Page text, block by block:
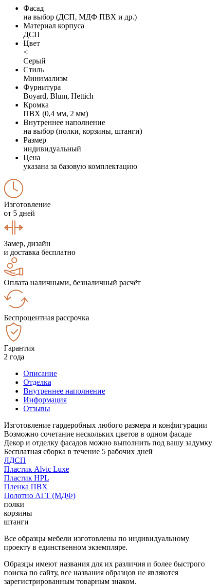
Фасад
на выбор (ДСП, МДФ ПВХ и др.)
Материал корпуса
ДСП
Цвет
<
Серый
Стиль
Минимализм
Фурнитура
Boyard, Blum, Hettich
Кромка
ПВХ (0,4 мм, 2 мм)
Внутреннее наполнение
на выбор (полки, корзины, штанги)
Размер
индивидуальный
Цена
указана за базовую комплектацию
Изготовление
от 5 дней
Замер, дизайн
и доставка бесплатно
Оплата наличными, безналичный расчёт
Беспроцентная рассрочка
Гарантия
2 года
Описание
Отделка
Внутреннее наполнение
Информация
Отзывы
Изготовление гардеробных любого размера и конфигурации
Возможно сочетание нескольких цветов в одном фасаде
Декор и отделку фасадов можно выполнить под вашу задумку
Бесплатная сборка в течение 5 рабочих дней
ЛДСП
Пластик Alvic Luxe
Пластик HPL
Пленка ПВХ
Полотно АГТ (МДФ)
полки
корзины
штанги
Все образцы мебели изготовлены по индивидуальному
проекту в единственном экземпляре.
Образцы имеют названия для их различия и более быстрого
поиска по сайту, все названия образцов не являются
зарегистрированным товарным знаком.